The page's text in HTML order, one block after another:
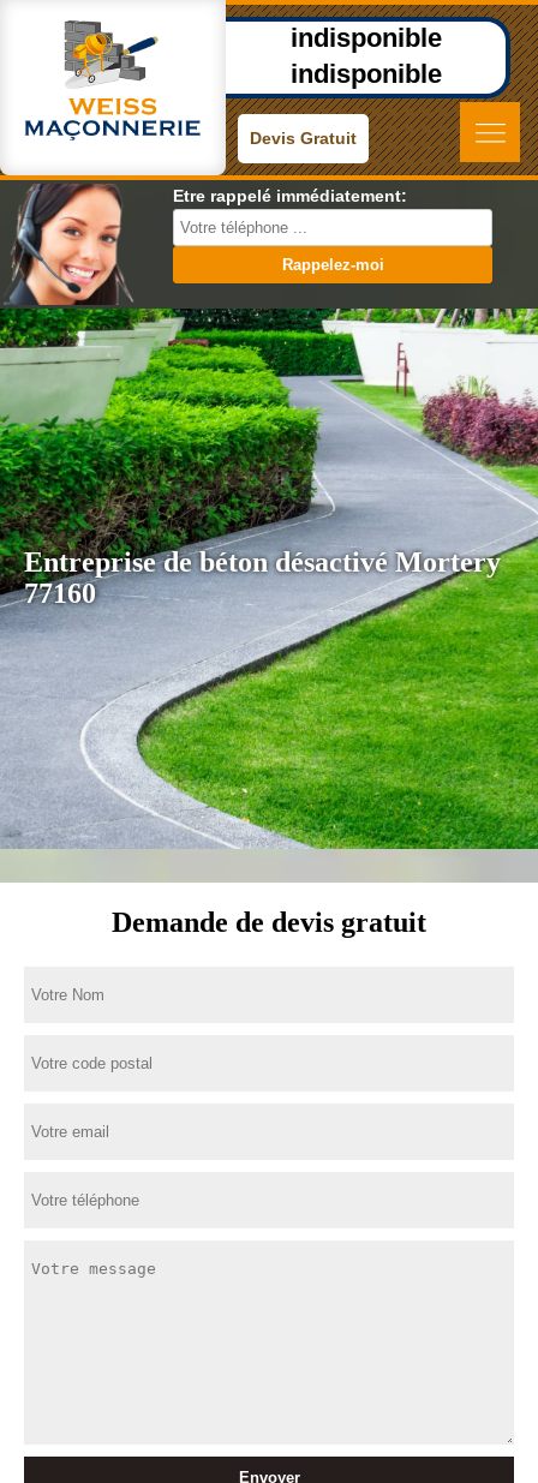
indisponible
indisponible
Devis Gratuit
Etre rappelé immédiatement:
Entreprise de béton désactivé Mortery
77160
Demande de devis gratuit